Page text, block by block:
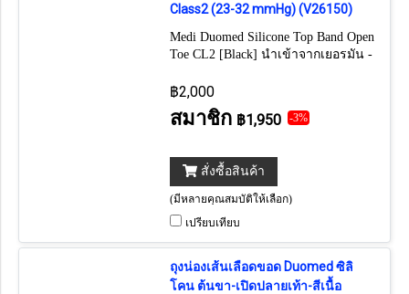
Class2 (23-32 mmHg) (V26150)
Medi Duomed Silicone Top Band Open
Toe CL2 [Black] นำเข้าจากเยอรมัน -
ป้องกันการลื่นไหล
฿2,000
สมาชิก ฿1,950 -3%
สั่งซื้อสินค้า
(มีหลายคุณสมบัติให้เลือก)
เปรียบเทียบ
ถุงน่องเส้นเลือดขอด Duomed ซิลิ
โคน ต้นขา-เปิดปลายเท้า-สีเนื้อ